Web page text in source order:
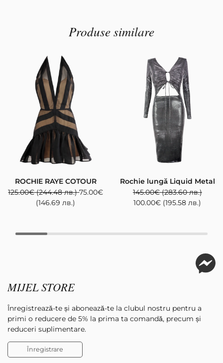
Produse similare
ROCHIE RAYE COTOUR
125.00€ (244.48 лв.) 75.00€
(146.69 лв.)
Rochie lungă Liquid Metal
145.00€ (283.60 лв.)
100.00€ (195.58 лв.)
MIJEL STORE
Înregistrează-te și abonează-te la clubul nostru pentru a
primi o reducere de 5% la prima ta comandă, precum și
reduceri suplimentare.
Înregistrare